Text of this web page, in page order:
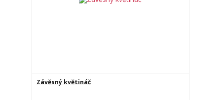
Závěsný květináč